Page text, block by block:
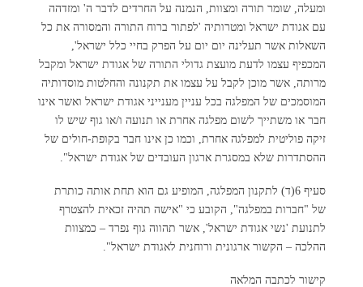
ומעלה, שומר תורה ומצוות, הנמנה על החרדים לדבר ה' ומזדהה
עם אגודת ישראל ומטרותיה 'לפתור ברוח התורה והמסורה את כל
השאלות אשר תעלינה יום יום על הפרק בחיי כלל ישראל',
המכפיף עצמו לדעת מועצת גדולי התורה של אגודת ישראל ומקבל
מרותה, אשר מוכן לקבל על עצמו את תקנונה והחלטות מוסדותיה
המוסמכים של המפלגה בכל עניין מענייני אגודת ישראל ואשר אינו
חבר או משתייך לשום מפלגה אחרת או תנועה ו/או גוף שיש לו
זיקה פוליטית למפלגה אחרת, וכמו כן אינו חבר בקופת-חולים של
ההסתדרות שלא במסגרת ארגון העובדים של אגודת ישראל".
סעיף 6(ד) לתקנון המפלגה, המופיע גם הוא תחת אותה כותרת
של "חברות במפלגה", הקובע כי "אישה תהיה זכאית להצטרף
לתנועת 'נשי אגודת ישראל', אשר תהווה גוף נפרד – כמצוות
ההלכה – הקשור ארגונית ורוחנית לאגודת ישראל".
קישור לכתבה המלאה